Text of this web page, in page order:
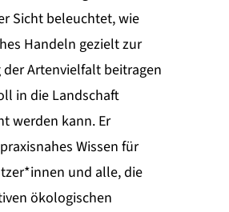
Sicht beleuchtet, wie
Handeln gezielt zur
der Artenvielfalt beitragen
in die Landschaft
werden kann. Er
Wissen für
und alle, die
ökologischen